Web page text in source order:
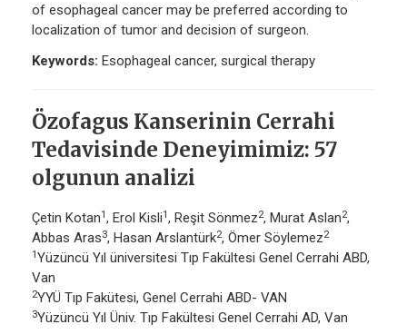
of esophageal cancer may be preferred according to
localization of tumor and decision of surgeon.
Keywords: Esophageal cancer, surgical therapy
Özofagus Kanserinin Cerrahi
Tedavisinde Deneyimimiz: 57
olgunun analizi
Çetin Kotan1, Erol Kisli1, Reşit Sönmez2, Murat Aslan2,
Abbas Aras3, Hasan Arslantürk2, Ömer Söylemez2
1Yüzüncü Yıl üniversitesi Tıp Fakültesi Genel Cerrahi ABD,
Van
2YYÜ Tıp Fakütesi, Genel Cerrahi ABD- VAN
3Yüzüncü Yıl Üniv. Tıp Fakültesi Genel Cerrahi AD, Van